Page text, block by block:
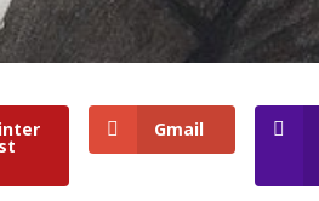
Gmail